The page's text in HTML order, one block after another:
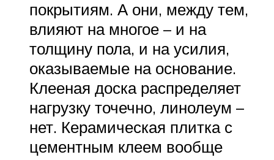
покрытиям. А они, между тем,
влияют на многое – и на
толщину пола, и на усилия,
оказываемые на основание.
Клееная доска распределяет
нагрузку точечно, линолеум –
нет. Керамическая плитка с
цементным клеем вообще